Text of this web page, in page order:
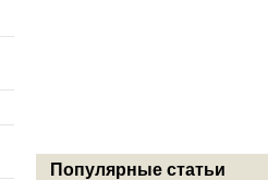
Популярные статьи